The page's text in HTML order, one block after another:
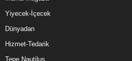
Yiyecek-İçecek
Dünyadan
Hizmet-Tedarik
Tepe Nautilus